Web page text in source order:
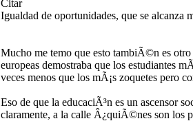
Citar
Igualdad de oportunidades, que se alcanza
Mucho me temo que esto tambiÃ©n es
europeas demostraba que los estudiantes
veces menos que los mÃ¡s zoquetes pero
Eso de que la educaciÃ³n es un ascensor
claramente, a la calle Â¿quiÃ©nes son los